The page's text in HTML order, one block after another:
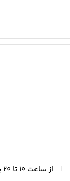
از ساعت 10 تا 20 پاسخگوی شما عزیزان هستیم